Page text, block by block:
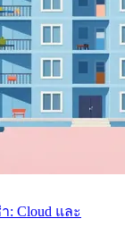
: Cloud และ